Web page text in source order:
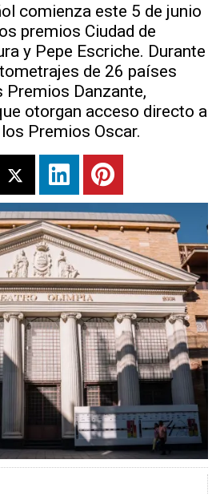
comienza este 5 de junio
premios Ciudad de
y Pepe Escriche. Durante
de 26 países
Danzante,
otorgan acceso directo a
Premios Oscar.